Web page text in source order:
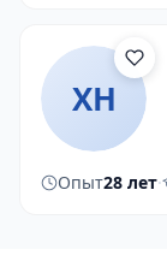
ХН
Опыт28 лет·